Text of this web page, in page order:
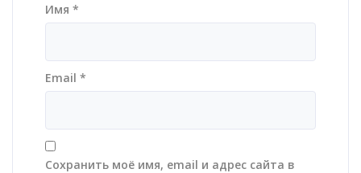
Имя *
Email *
Сохранить моё имя, email и адрес сайта в